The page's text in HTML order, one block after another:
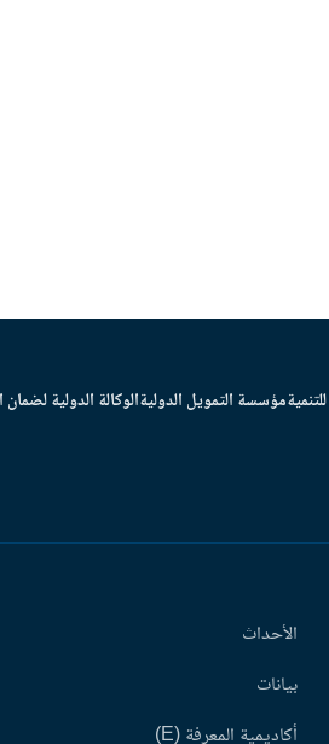
مؤسسة التمويل الدوليةالوكالة الدولية لضمان
الأحداث
بيانات
أكاديمية المعرفة (E)